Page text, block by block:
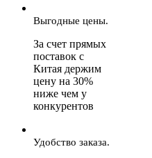
Выгодные цены.
За счет прямых
поставок с
Китая держим
цену на 30%
ниже чем у
конкурентов
Удобство заказа.